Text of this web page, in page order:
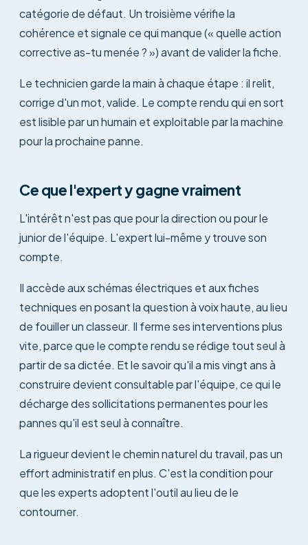
catégorie de défaut. Un troisième vérifie la
cohérence et signale ce qui manque (« quelle action
corrective as-tu menée ? ») avant de valider la fiche.
Le technicien garde la main à chaque étape : il relit,
corrige d'un mot, valide. Le compte rendu qui en sort
est lisible par un humain et exploitable par la machine
pour la prochaine panne.
Ce que l'expert y gagne vraiment
L'intérêt n'est pas que pour la direction ou pour le
junior de l'équipe. L'expert lui-même y trouve son
compte.
Il accède aux schémas électriques et aux fiches
techniques en posant la question à voix haute, au lieu
de fouiller un classeur. Il ferme ses interventions plus
vite, parce que le compte rendu se rédige tout seul à
partir de sa dictée. Et le savoir qu'il a mis vingt ans à
construire devient consultable par l'équipe, ce qui le
décharge des sollicitations permanentes pour les
pannes qu'il est seul à connaître.
La rigueur devient le chemin naturel du travail, pas un
effort administratif en plus. C'est la condition pour
que les experts adoptent l'outil au lieu de le
contourner.